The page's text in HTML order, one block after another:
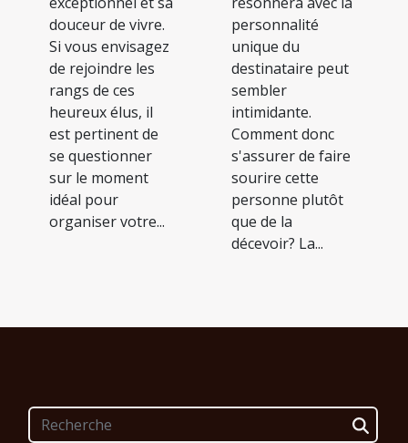
douceur de vivre.
Si vous envisagez
de rejoindre les
rangs de ces
heureux élus, il
est pertinent de
se questionner
sur le moment
idéal pour
organiser votre...
personnalité
unique du
destinataire peut
sembler
intimidante.
Comment donc
s'assurer de faire
sourire cette
personne plutôt
que de la
décevoir? La...